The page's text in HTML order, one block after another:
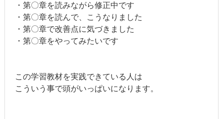
・第〇章を読みながら修正中です
・第〇章を読んで、こうなりました
・第〇章で改善点に気づきました
・第〇章をやってみたいです
この学習教材を実践できている人は
こういう事で頭がいっぱいになります。